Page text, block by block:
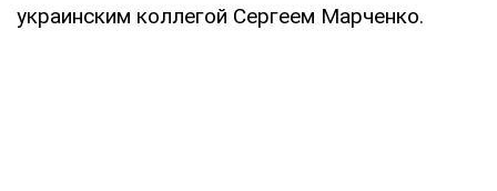
украинским коллегой Сергеем Марченко.